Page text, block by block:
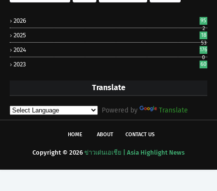
2026
95
2
2025
18
53
2024
176
0
2023 60
Translate
Powered by Translate
HOME ABOUT CONTACT US
Copyright © 2026 ข่าวเด่นเอเชีย | Asia Highlight News